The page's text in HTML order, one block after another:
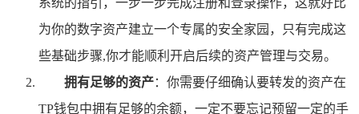
为你的数字资产建立一个专属的安全家园，只有完成这
些基础步骤,你才能顺利开启后续的资产管理与交易。
拥有足够的资产：你需要仔细确认要转发的资产在
TP钱包中拥有足够的余额，一定不要忘记预留一定的手